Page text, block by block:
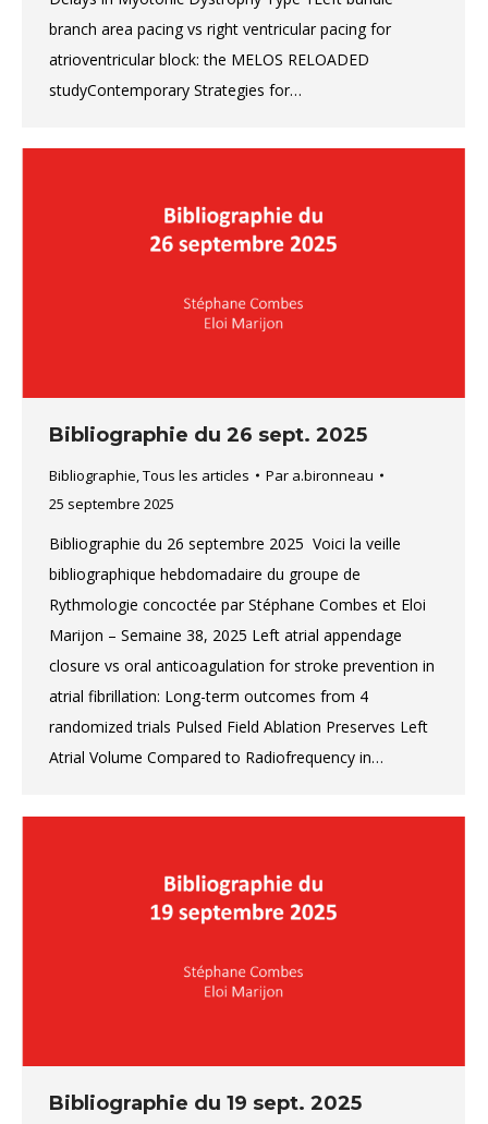
branch area pacing vs right ventricular pacing for
atrioventricular block: the MELOS RELOADED
studyContemporary Strategies for…
Bibliographie du 26 sept. 2025
Bibliographie Tous les articles Par a.bironneau
25 septembre 2025
Bibliographie du 26 septembre 2025 Voici la veille
bibliographique hebdomadaire du groupe de
Rythmologie concoctée par Stéphane Combes et Eloi
Marijon – Semaine 38, 2025 Left atrial appendage
closure vs oral anticoagulation for stroke prevention in
atrial fibrillation: Long-term outcomes from 4
randomized trials Pulsed Field Ablation Preserves Left
Atrial Volume Compared to Radiofrequency in…
Bibliographie du 19 sept. 2025